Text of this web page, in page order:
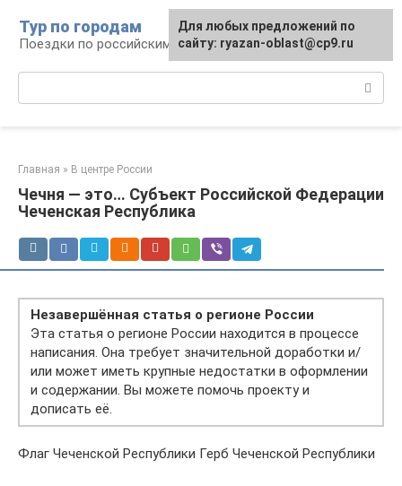
контенту
Тур по городам
Поездки по российским городам
Главная » В центре России
Чечня — это… Субъект Российской Федерации
Чеченская Республика
Незавершённая статья о регионе России
Эта статья о регионе России находится в процессе
написания. Она требует значительной доработки и/
или может иметь крупные недостатки в оформлении
и содержании. Вы можете помочь проекту и
дописать её.
Флаг Чеченской Республики Герб Чеченской Республики
Для любых предложений по
сайту: ryazan-oblast@cp9.ru